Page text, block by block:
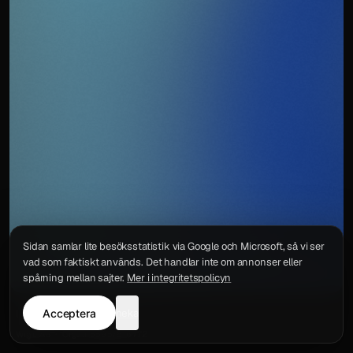
IntegritetspolicyKontakt
Sidan samlar lite besöksstatistik via Google och Microsoft, så vi ser
vad som faktiskt används. Det handlar inte om annonser eller
spårning mellan sajter. Mer i integritetspolicyn
Acceptera neka